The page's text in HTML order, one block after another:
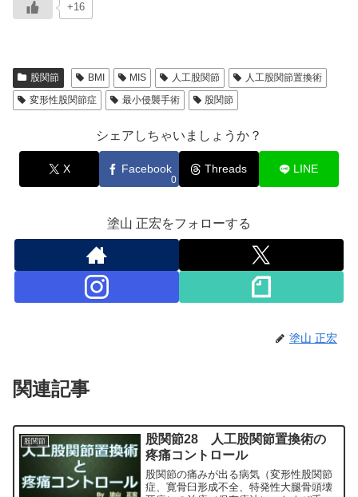
+16
股関節 BMI MIS 人工股関節
人工股関節置換術
変形性股関節症
最小侵襲手術 股関節
シェアしちゃいましょうか？
X Facebook
0
Threads LINE
塗山 正宏をフォローする
塗山 正宏
関連記事
股関節
股関節28 人工股関節置換術の
疼痛コントロール
股関節の痛みが出る病気（変形性股関節
症、寛骨臼形成不全、特発性大腿骨頭壊